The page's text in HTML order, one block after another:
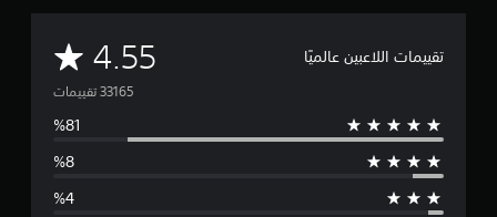
تقييمات اللاعبين عالميًا 4.55م
ت
و
س